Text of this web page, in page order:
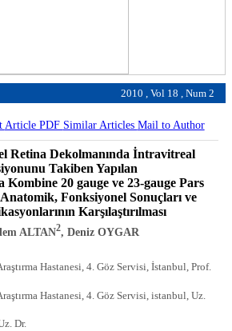
2010 , Vol 18 , Num 2
Article PDF Similar Articles Mail to Author
Retina Dekolmanında İntravitreal
Takiben Yapılan
Kombine 20 gauge ve 23-gauge Pars
Fonksiyonel Sonuçları ve
Karşılaştırılması
ALTAN2, Deniz OYGAR
Hastanesi, 4. Göz Servisi, İstanbul, Prof.
Hastanesi, 4. Göz Servisi, istanbul, Uz.
Dr.